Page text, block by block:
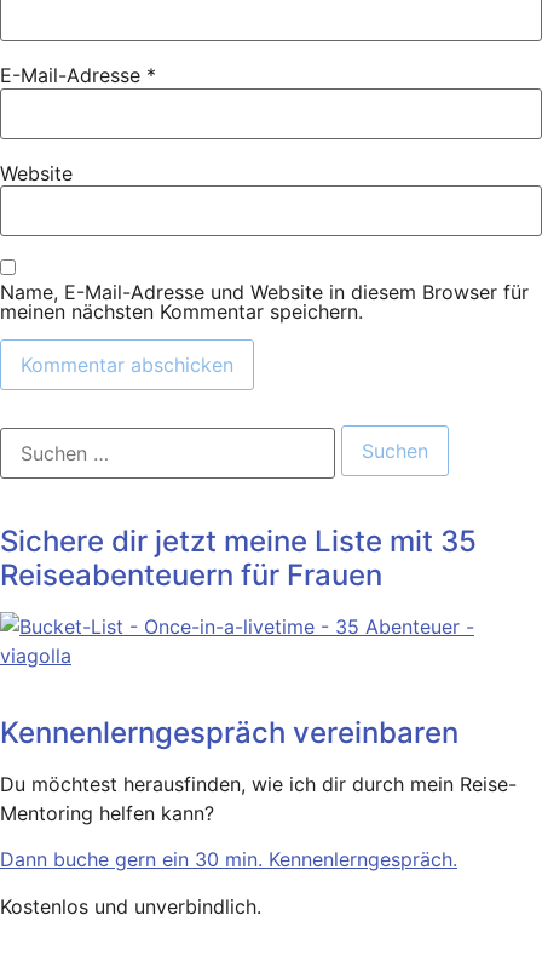
E-Mail-Adresse *
Website
Name, E-Mail-Adresse und Website in diesem Browser für
meinen nächsten Kommentar speichern.
Suchen
nach:
Sichere dir jetzt meine Liste mit 35
Reiseabenteuern für Frauen
Kennenlerngespräch vereinbaren
Du möchtest herausfinden, wie ich dir durch mein Reise-
Mentoring helfen kann?
Dann buche gern ein 30 min. Kennenlerngespräch.
Kostenlos und unverbindlich.